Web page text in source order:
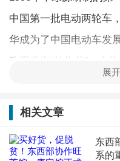
中国第一批电动两轮车
华成为了中国电动车发
政府发出“抄告单”，允
后，绿源更进一步成为
展
相关文章
东西
系的